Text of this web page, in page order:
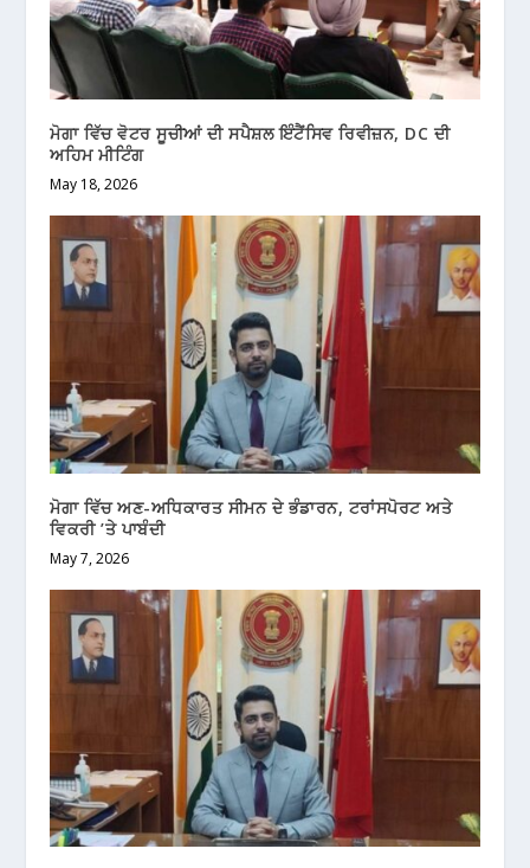
ਮੋਗਾ ਵਿੱਚ ਵੋਟਰ ਸੂਚੀਆਂ ਦੀ ਸਪੈਸ਼ਲ ਇੰਟੈਂਸਿਵ ਰਿਵੀਜ਼ਨ, DC ਦੀ
ਅਹਿਮ ਮੀਟਿੰਗ
May 18, 2026
ਮੋਗਾ ਵਿੱਚ ਅਣ-ਅਧਿਕਾਰਤ ਸੀਮਨ ਦੇ ਭੰਡਾਰਨ, ਟਰਾਂਸਪੋਰਟ ਅਤੇ
ਵਿਕਰੀ ’ਤੇ ਪਾਬੰਦੀ
May 7, 2026